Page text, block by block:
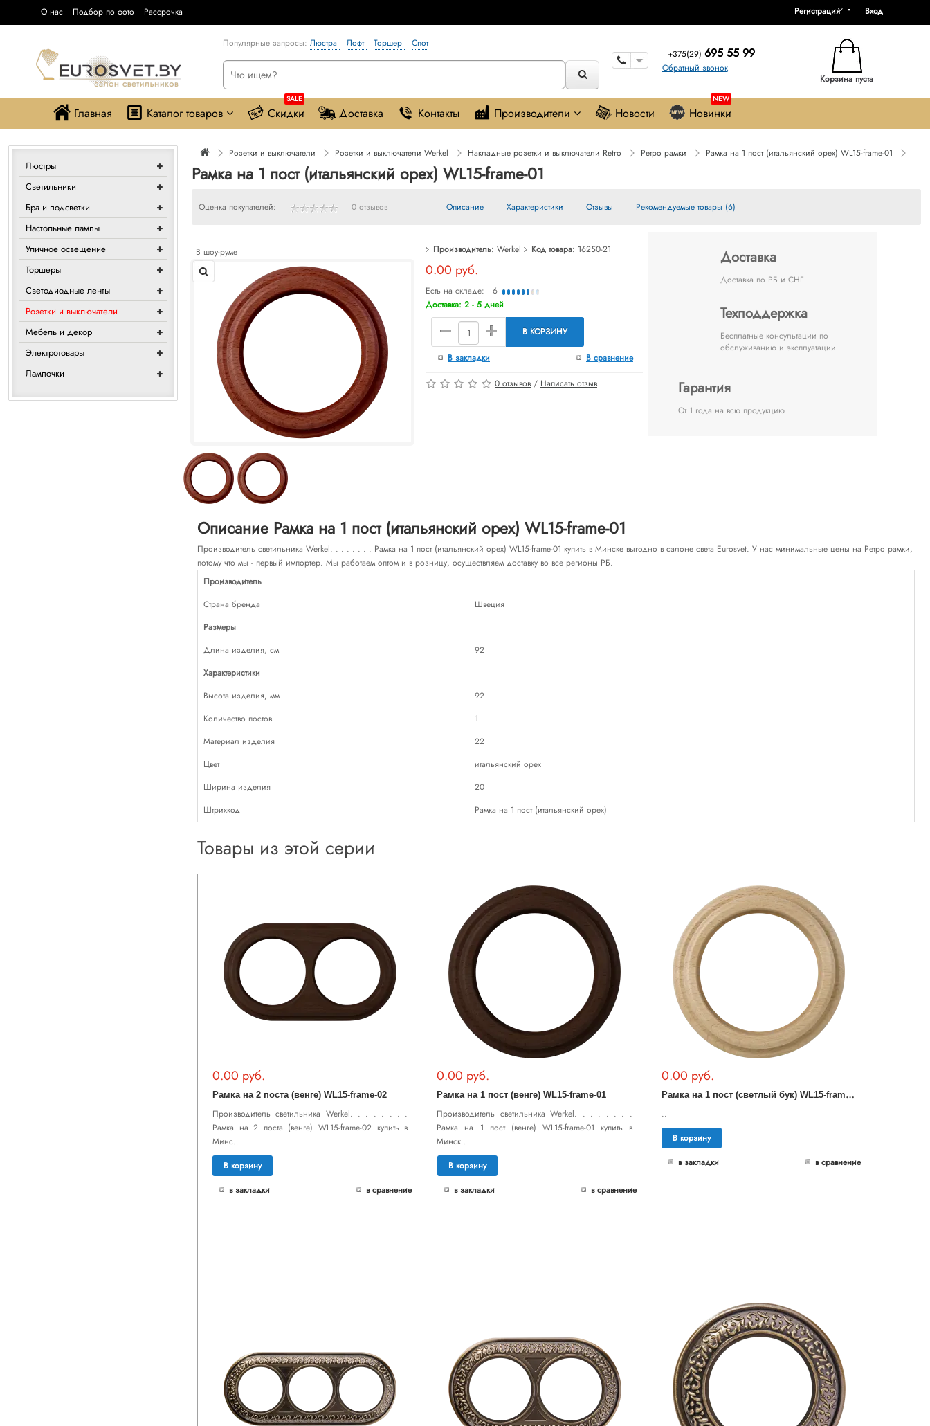
О нас Подбор по фото Рассрочка Вход
Регистрация
Корзина пуста
Популярные запросы: Люстра Лофт Торшер
Спот
+375(29) 695 55 99
Обратный звонок
Главная Каталог товаров
SALE
Скидки Доставка Контакты Производители Новости
NEW
Новинки
Люстры
Светильники
Бра и подсветки
Настольные лампы
Уличное освещение
Торшеры
Светодиодные ленты
Розетки и выключатели
Мебель и декор
Электротовары
Лампочки
Розетки и выключатели Розетки и выключатели Werkel Накладные розетки и выключатели Retro Ретро рамки Рамка на 1 пост (итальянский орех) WL15-frame-01
Рамка на 1 пост (итальянский орех) WL15-frame-01
Оценка покупателей: 0 отзывов Описание Характеристики Отзывы Рекомендуемые товары (6)
В шоу-руме Производитель: Werkel Код товара: 16250-21
0.00 руб.
Есть на складе: 6
Доставка: 2 - 5 дней
В КОРЗИНУ
В закладки В сравнение
0 отзывов / Написать отзыв
Доставка
Доставка по РБ и СНГ
Техподдержка
Бесплатные консультации по
обслуживанию и эксплуатации
Гарантия
От 1 года на всю продукцию
Описание Рамка на 1 пост (итальянский орех) WL15-frame-01
Производитель светильника Werkel. . . . . . . . Рамка на 1 пост (итальянский орех) WL15-frame-01 купить в Минске выгодно в салоне света Eurosvet. У нас минимальные цены на Ретро рамки,
потому что мы - первый импортер. Мы работаем оптом и в розницу, осуществляем доставку во все регионы РБ.
Производитель
Страна бренда
Швеция
Размеры
Длина изделия, см
92
Характеристики
Высота изделия, мм
92
Количество постов
1
Материал изделия
22
Цвет
итальянский орех
Ширина изделия
20
Штрихкод
Рамка на 1 пост (итальянский орех)
Товары из этой серии
0.00 руб.
Рамка на 2 поста (венге) WL15-frame-02
Производитель светильника Werkel. . . . . . . .
Рамка на 2 поста (венге) WL15-frame-02 купить в
Минс..
В корзину
в закладки
в сравнение
0.00 руб.
Рамка на 1 пост (венге) WL15-frame-01
Производитель светильника Werkel. . . . . . . .
Рамка на 1 пост (венге) WL15-frame-01 купить в
Минск..
В корзину
в закладки
в сравнение
0.00 руб.
Р
амка на 1 пост (светлый бук) WL15-frame-01
..
В корзину
в закладки
в сравнение